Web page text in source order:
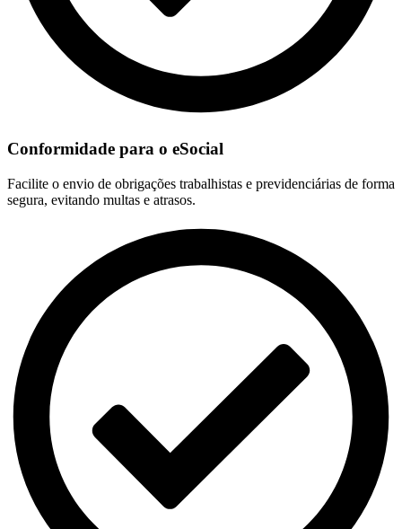
Conformidade para o eSocial
Facilite o envio de obrigações trabalhistas e previdenciárias de forma
segura, evitando multas e atrasos.